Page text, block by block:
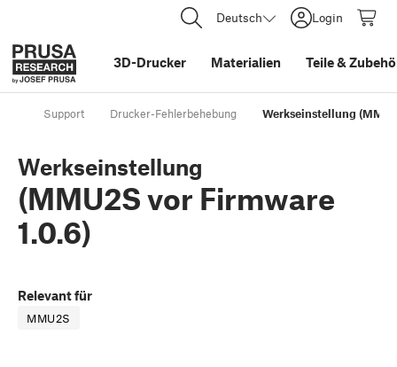
Deutsch Login
3D-Drucker Materialien Teile&
Support Drucker-Fehlerbehebung Werkseinstellung
Werkseinstellung
(MMU2S vor Firmware
1.0.6)
Relevant für
MMU2S